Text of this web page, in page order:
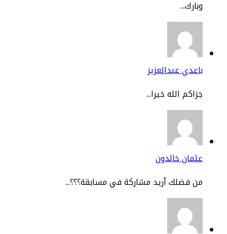
عبدالعزيز
الله خيرا...
خالدون
فضلك أريد مشاركة في مسابقة؟؟؟...